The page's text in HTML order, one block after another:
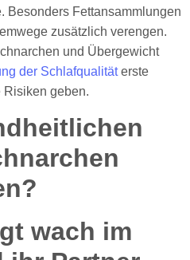
Besonders Fettansammlungen
zusätzlich verengen.
und Übergewicht
der Schlafqualitäterste
geben.